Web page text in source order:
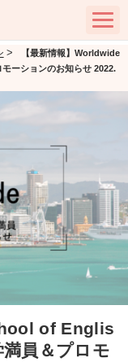
>
【最新情報】Worldwide
ーションのお知らせ 2022.
of Englis
員＆プロモ